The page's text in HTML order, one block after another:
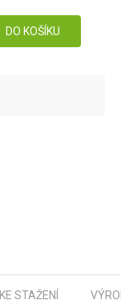
DO KOŠÍKU
KE STAŽENÍ